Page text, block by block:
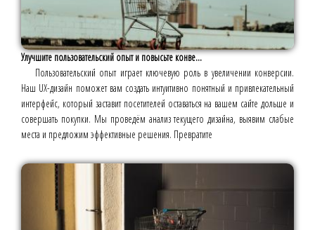
Улучшите пользовательский опыт и повысьте конве...
Пользовательский опыт играет ключевую роль в увеличении конверсии.
Наш UX-дизайн поможет вам создать интуитивно понятный и привлекательный
интерфейс, который заставит посетителей оставаться на вашем сайте дольше и
совершать покупки. Мы проведём анализ текущего дизайна, выявим слабые
места и предложим эффективные решения. Превратите